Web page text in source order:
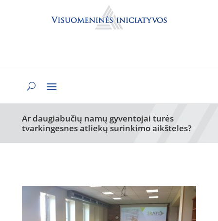
Ar daugiabučių namų gyventojai turės
tvarkingesnes atliekų surinkimo aikšteles?